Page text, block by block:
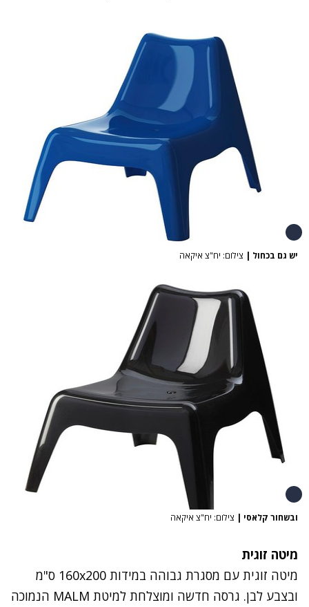
יש גם בכחול | צילום: יח"צ איקאה
ובשחור קלאסי | צילום: יח"צ איקאה
מיטה זוגית
מיטה זוגית עם מסגרת גבוהה במידות ‎160x200‏ ס"מ
ובצבע לבן. גרסה חדשה ומוצלחת למיטת MALM הנמוכה